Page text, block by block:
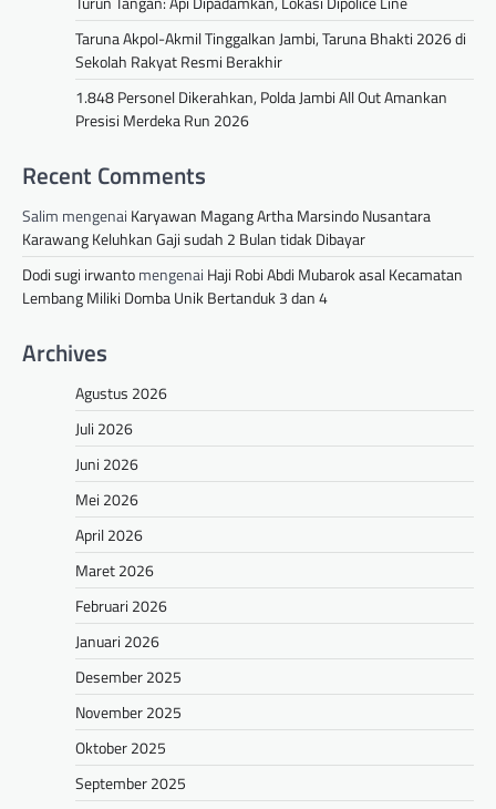
Taruna Akpol-Akmil Tinggalkan Jambi, Taruna Bhakti 2026 di
Sekolah Rakyat Resmi Berakhir
1.848 Personel Dikerahkan, Polda Jambi All Out Amankan
Presisi Merdeka Run 2026
Recent Comments
Salim mengenai Karyawan Magang Artha Marsindo Nusantara
Karawang Keluhkan Gaji sudah 2 Bulan tidak Dibayar
Dodi sugi irwantomengenai Haji Robi Abdi Mubarok asal Kecamatan
Lembang Miliki Domba Unik Bertanduk 3 dan 4
Archives
Agustus 2026
Juli 2026
Juni 2026
Mei 2026
April 2026
Maret 2026
Februari 2026
Januari 2026
Desember 2025
November 2025
Oktober 2025
September 2025